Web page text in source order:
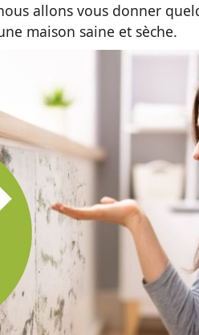
allons vous donner
maison saine et sèche.